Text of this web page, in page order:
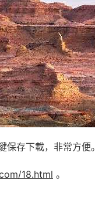
存下載，非常方便。
18.html 。